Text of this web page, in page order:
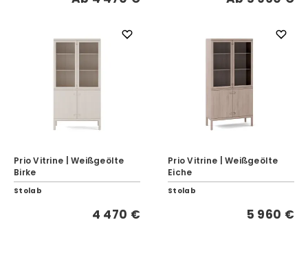
Prio Vitrine | Weißgeölte
Birke
Stolab
4 470 €
Prio Vitrine | Weißgeölte
Eiche
Stolab
5 960 €